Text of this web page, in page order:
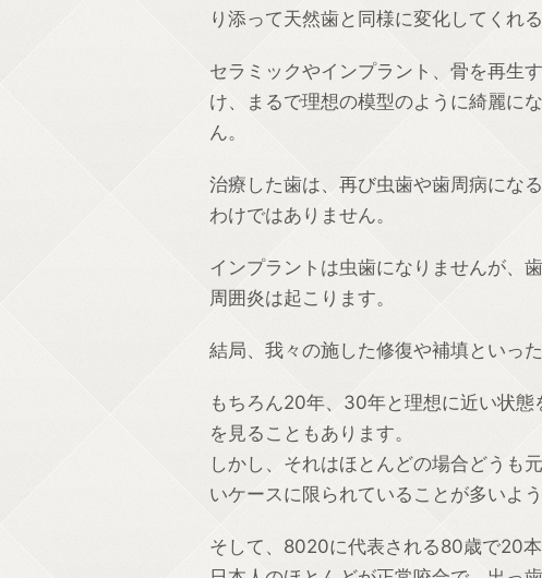
り添って天然歯と同様に変化してくれ
セラミックやインプラント、骨を再生
け、まるで理想の模型のように綺麗に
ん。
治療した歯は、再び虫歯や歯周病にな
わけではありません。
インプラントは虫歯になりませんが、
周囲炎は起こります。
結局、我々の施した修復や補填といっ
もちろん20年、30年と理想に近い状態
を見ることもあります。
しかし、それはほとんどの場合どうも
いケースに限られていることが多いよう
そして、8020に代表される80歳で20